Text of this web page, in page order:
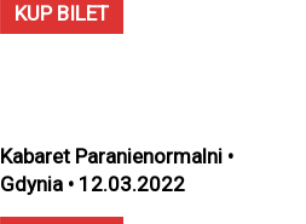
KUP BILET
Kabaret Paranienormalni •
Gdynia • 12.03.2022